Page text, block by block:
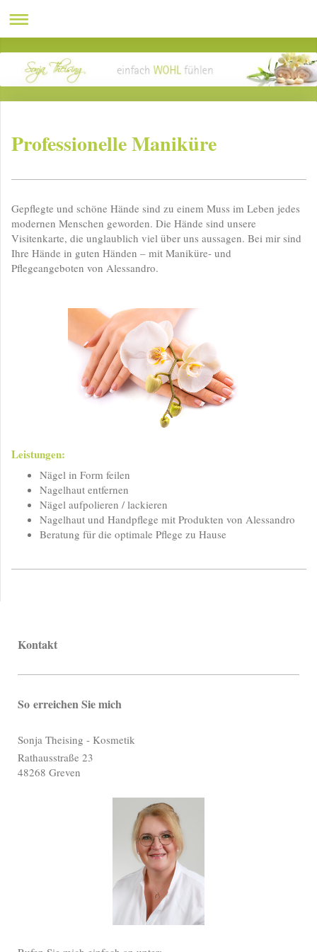
Professionelle Maniküre
Gepflegte und schöne Hände sind zu einem Muss im Leben jedes
modernen Menschen geworden. Die Hände sind unsere
Visitenkarte, die unglaublich viel über uns aussagen. Bei mir sind
Ihre Hände in guten Händen – mit Maniküre- und
Pflegeangeboten von Alessandro.
Leistungen:
Nägel in Form feilen
Nagelhaut entfernen
Nägel aufpolieren / lackieren
Nagelhaut und Handpflege mit Produkten von Alessandro
Beratung für die optimale Pflege zu Hause
Kontakt
So erreichen Sie mich
Sonja Theising - Kosmetik
Rathausstraße 23
48268 Greven